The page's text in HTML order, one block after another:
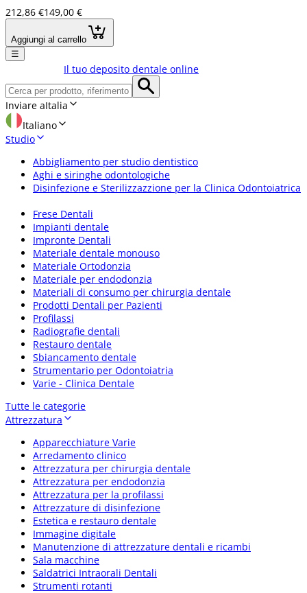
212,86 €149,00 €
Aggiungi al carrello
☰
Il tuo deposito dentale online
Inviare aItalia
Italiano
Studio
Abbigliamento per studio dentistico
Aghi e siringhe odontologiche
Disinfezione e Sterilizzazzione per la Clinica Odontoiatrica
Frese Dentali
Impianti dentale
Impronte Dentali
Materiale dentale monouso
Materiale Ortodonzia
Materiale per endodonzia
Materiali di consumo per chirurgia dentale
Prodotti Dentali per Pazienti
Profilassi
Radiografie dentali
Restauro dentale
Sbiancamento dentale
Strumentario per Odontoiatria
Varie - Clinica Dentale
Tutte le categorie
Attrezzatura
Apparecchiature Varie
Arredamento clinico
Attrezzatura per chirurgia dentale
Attrezzatura per endodonzia
Attrezzatura per la profilassi
Attrezzature di disinfezione
Estetica e restauro dentale
Immagine digitale
Manutenzione di attrezzature dentali e ricambi
Sala macchine
Saldatrici Intraorali Dentali
Strumenti rotanti